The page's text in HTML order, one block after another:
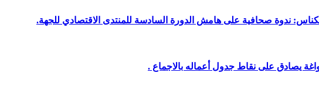
ندوة صحافية على هامش الدورة السادسة للمنتدى الاقتصادي للجهة.
يصادق على نقاط جدول أعماله بالاجماع .